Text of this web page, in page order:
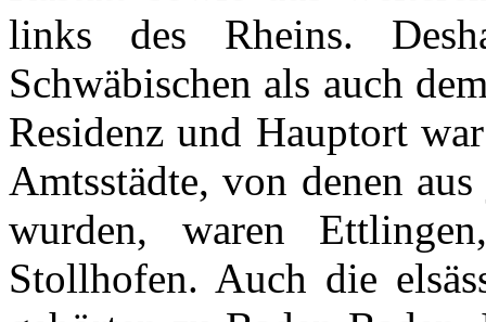
links des Rheins.
Schwäbischen als auch
Residenz und Hauptort
Amtsstädte, von denen aus
wurden, waren Ettlingen
Stollhofen. Auch die